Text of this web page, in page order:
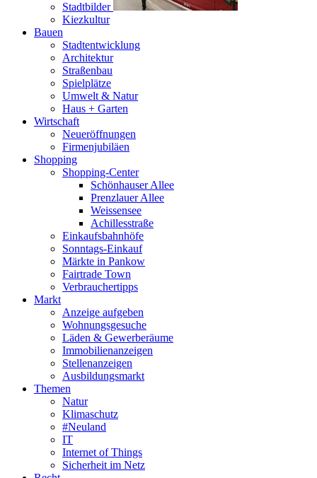
Stadtbilder
Kiezkultur
Bauen
Stadtentwicklung
Architektur
Straßenbau
Spielplätze
Umwelt & Natur
Haus + Garten
Wirtschaft
Neueröffnungen
Firmenjubiläen
Shopping
Shopping-Center
Schönhauser Allee
Prenzlauer Allee
Weissensee
Achillesstraße
Einkaufsbahnhöfe
Sonntags-Einkauf
Märkte in Pankow
Fairtrade Town
Verbrauchertipps
Markt
Anzeige aufgeben
Wohnungsgesuche
Läden & Gewerberäume
Immobilienanzeigen
Stellenanzeigen
Ausbildungsmarkt
Themen
Natur
Klimaschutz
#Neuland
IT
Internet of Things
Sicherheit im Netz